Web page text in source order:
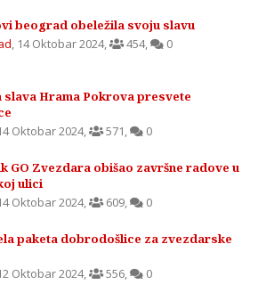
beograd obeležila svoju slavu
, 14 Oktobar 2024, 454, 0
slava Hrama Pokrova presvete
Oktobar 2024, 571, 0
GO Zvezdara obišao završne radove u
ulici
Oktobar 2024, 609, 0
paketa dobrodošlice za zvezdarske
Oktobar 2024, 556, 0